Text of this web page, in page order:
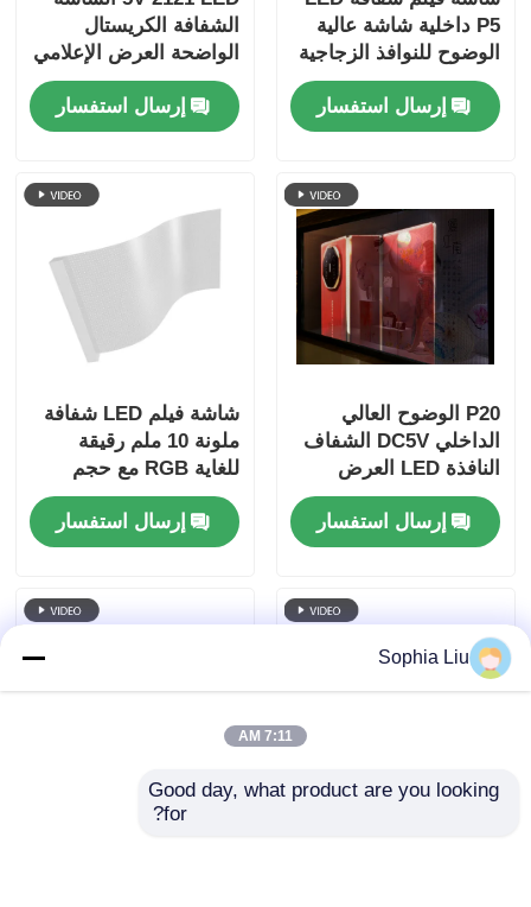
P5 داخلية شاشة عالية
الوضوح للنوافذ الزجاجية
إرسال استفسار
الشفافة الكريستال
الواضحة العرض الإعلامي
الرقمي للتجزئة واجهة
المتجر الزجاجي مركز
المعارض محطة المطار
إرسال استفسار
P20 الوضوح العالي
الداخلي DC5V الشفاف
النافذة LED العرض
جودة جيدة Pantalla
LED شاشة شفافة
إرسال استفسار
شاشة فيلم LED شفافة
ملونة 10 ملم رقيقة
للغاية RGB مع حجم
خزانة مخصصة للإعلانات
التجاريةإرسال استفسار
Sophia Liu
7:11 AM
Good day, what product are you looking
for?